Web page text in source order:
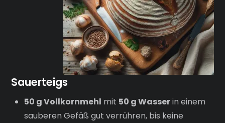
Sauerteigs
50 g Vollkornmehl mit 50 g Wasserin einem
sauberen Gefäß gut verrühren, bis keine